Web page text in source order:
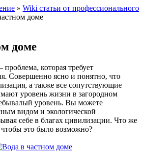
» Wiki статьи от профессионального
доме
доме
которая требует
Совершенно ясно и понятно, что
а также все сопутствующие
уровень жизни в загородном
уровень. Вы можете
видом и экологической
себе в благах цивилизации. Что же
чтобы это было возможно?